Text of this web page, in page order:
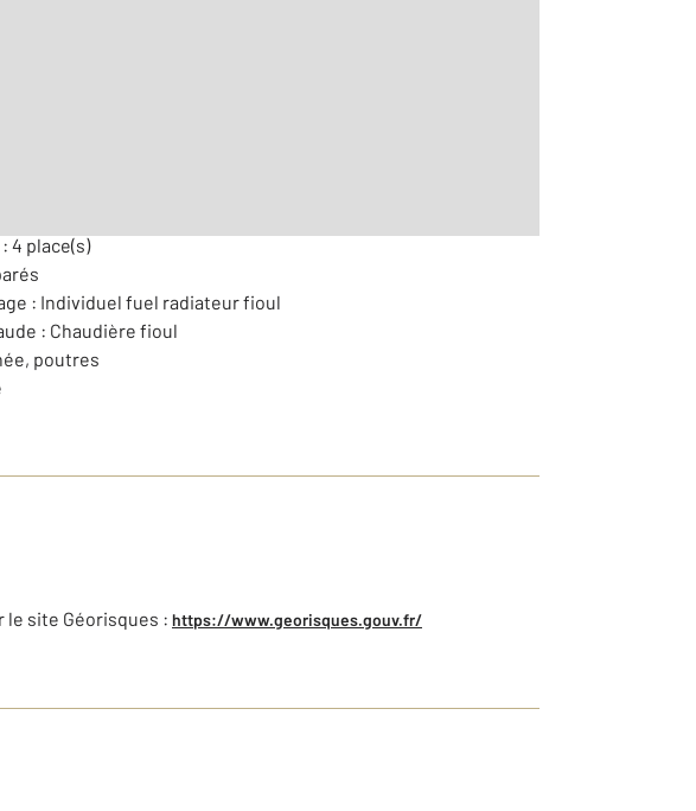
4 place(s)
: Individuel fuel radiateur fioul
: Chaudière fioul
poutres
site Géorisques : https://www.georisques.gouv.fr/